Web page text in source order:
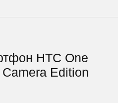
HTC One
Edition